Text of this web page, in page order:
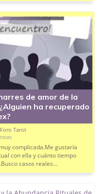
de amor de la
ha recuperado
Foro Tarot
complicada.Me gustaría
con ella y cuánto tiempo
casos reales...